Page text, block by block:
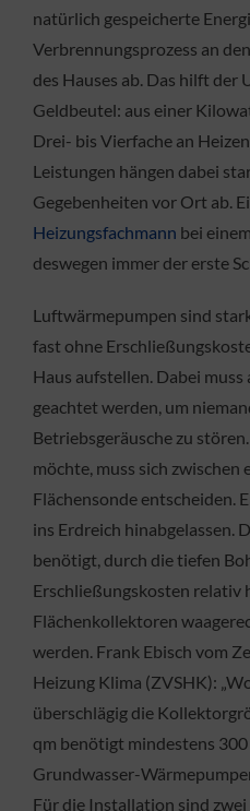
natürlich gespeicherte
Verbrennungsprozess an
des Hauses ab. Das hilft der
Geldbeutel: aus einer
Drei- bis Vierfache an
Leistungen hängen dabei
Gegebenheiten vor Ort ab.
Heizungsfachmann bei
deswegen immer der erste
Luftwärmepumpen sind
fast ohne
Haus aufstellen. Dabei muss
geachtet werden, um
Betriebsgeräusche zu
möchte, muss sich zwischen
Flächensonde entscheiden.
ins Erdreich hinabgelassen.
benötigt, durch die tiefen
Erschließungskosten relativ
Flächenkollektoren
werden. Frank Ebisch vom
Heizung Klima (ZVSHK):
überschlägig die
qm benötigt mindestens
Grundwasser-
Für die Installation sind